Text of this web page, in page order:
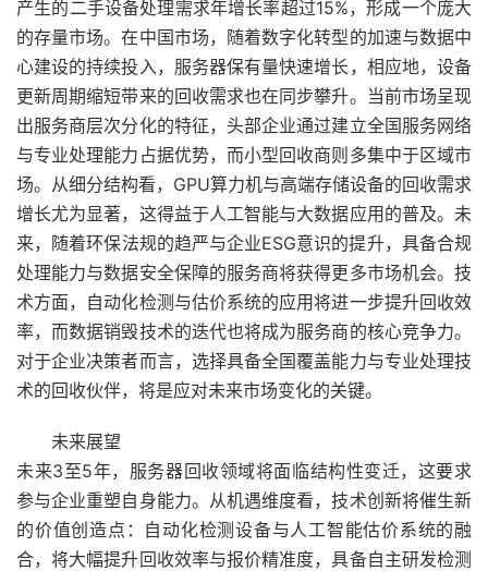
产生的二手设备处理需求年增长率超过15%，形成一个庞大
的存量市场。在中国市场，随着数字化转型的加速与数据中
心建设的持续投入，服务器保有量快速增长，相应地，设备
更新周期缩短带来的回收需求也在同步攀升。当前市场呈现
出服务商层次分化的特征，头部企业通过建立全国服务网络
与专业处理能力占据优势，而小型回收商则多集中于区域市
场。从细分结构看，GPU算力机与高端存储设备的回收需求
增长尤为显著，这得益于人工智能与大数据应用的普及。未
来，随着环保法规的趋严与企业ESG意识的提升，具备合规
处理能力与数据安全保障的服务商将获得更多市场机会。技
术方面，自动化检测与估价系统的应用将进一步提升回收效
率，而数据销毁技术的迭代也将成为服务商的核心竞争力。
对于企业决策者而言，选择具备全国覆盖能力与专业处理技
术的回收伙伴，将是应对未来市场变化的关键。
未来展望
未来3至5年，服务器回收领域将面临结构性变迁，这要求
参与企业重塑自身能力。从机遇维度看，技术创新将催生新
的价值创造点：自动化检测设备与人工智能估价系统的融
合，将大幅提升回收效率与报价精准度，具备自主研发检测